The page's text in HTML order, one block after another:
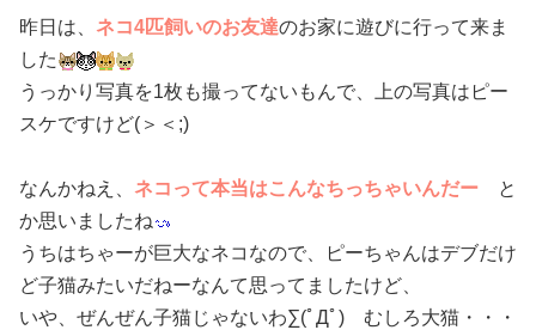
昨日は、 ネコ4匹飼いのお友達のお家に遊びに行って来ま
した
うっかり写真を1枚も撮ってないもんで、上の写真はピー
スケですけど(＞＜;)
なんかねえ、 ネコって本当はこんなちっちゃいんだー と
か思いましたね
うちはちゃーが巨大なネコなので、ピーちゃんはデブだけ
ど子猫みたいだねーなんて思ってましたけど、
いや、ぜんぜん子猫じゃないわ∑(ﾟДﾟ) むしろ大猫・・・